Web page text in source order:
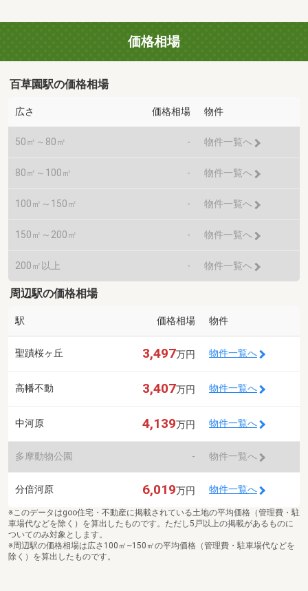
価格相場
百草園駅の価格相場
広さ 価格相場 物件
50㎡～80㎡ - 物件一覧へ
80㎡～100㎡ - 物件一覧へ
100㎡～150㎡ - 物件一覧へ
150㎡～200㎡ - 物件一覧へ
200㎡以上 - 物件一覧へ
周辺駅の価格相場
駅 価格相場 物件
聖蹟桜ヶ丘 3,497万円 物件一覧へ
高幡不動 3,407万円 物件一覧へ
中河原 4,139万円 物件一覧へ
多摩動物公園 - 物件一覧へ
分倍河原 6,019万円 物件一覧へ
※このデータはgoo住宅・不動産に掲載されている土地の平均価格（管理費・駐
車場代などを除く）を算出したものです。ただし5戸以上の掲載があるものに
ついてのみ対象とします。
※周辺駅の価格相場は広さ100㎡~150㎡の平均価格（管理費・駐車場代などを
除く）を算出したものです。